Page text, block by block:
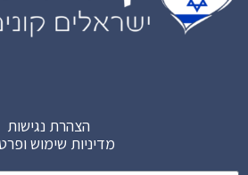
הצהרת נגישות
מדיניות שימוש